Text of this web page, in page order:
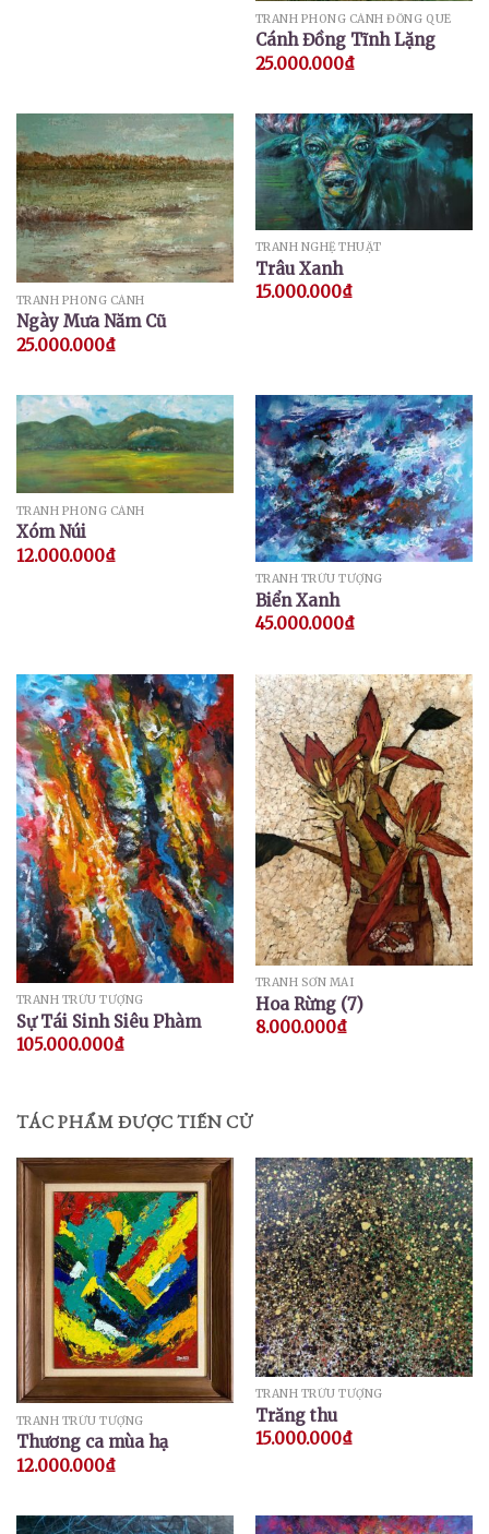
TRANH PHONG CẢNH ĐỒNG QUÊ
Cánh Đồng Tĩnh Lặng
25.000.000₫
TRANH PHONG CẢNH
Ngày Mưa Năm Cũ
25.000.000₫
TRANH NGHỆ THUẬT
Trâu Xanh
15.000.000₫
TRANH PHONG CẢNH
Xóm Núi
12.000.000₫
TRANH TRỪU TƯỢNG
Biển Xanh
45.000.000₫
TRANH TRỪU TƯỢNG
Sự Tái Sinh Siêu Phàm
105.000.000₫
TRANH SƠN MÀI
Hoa Rừng (7)
8.000.000₫
TÁC PHẨM ĐƯỢC TIẾN CỬ
TRANH TRỪU TƯỢNG
Thương ca mùa hạ
12.000.000₫
TRANH TRỪU TƯỢNG
Trăng thu
15.000.000₫